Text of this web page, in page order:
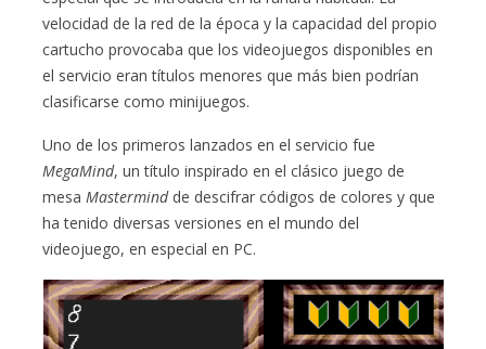
velocidad de la red de la época y la capacidad del propio
cartucho provocaba que los videojuegos disponibles en
el servicio eran títulos menores que más bien podrían
clasificarse como minijuegos.
Uno de los primeros lanzados en el servicio fue
MegaMind, un título inspirado en el clásico juego de
mesa Mastermindde descifrar códigos de colores y que
ha tenido diversas versiones en el mundo del
videojuego, en especial en PC.